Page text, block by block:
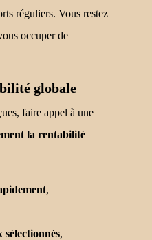
réguliers. Vous restez
occuper de
globale
faire appel à une
la rentabilité
,
sélectionnés,